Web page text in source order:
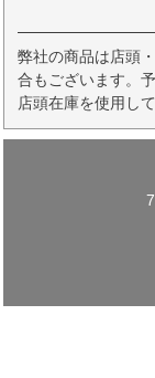
弊社の商品は店頭
合もございます。
店頭在庫を使用し